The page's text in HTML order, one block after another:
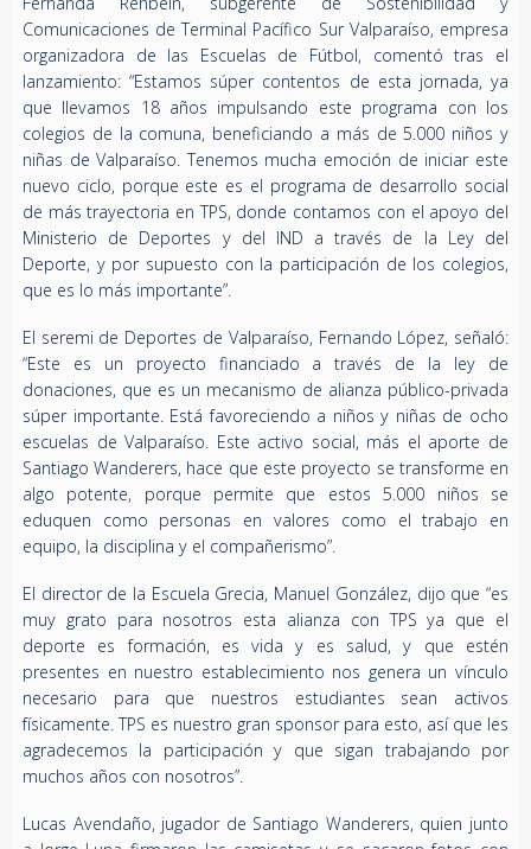
Comunicaciones de Terminal Pacífico Sur Valparaíso, empresa
organizadora de las Escuelas de Fútbol, comentó tras el
lanzamiento: “Estamos súper contentos de esta jornada, ya
que llevamos 18 años impulsando este programa con los
colegios de la comuna, beneficiando a más de 5.000 niños y
niñas de Valparaíso. Tenemos mucha emoción de iniciar este
nuevo ciclo, porque este es el programa de desarrollo social
de más trayectoria en TPS, donde contamos con el apoyo del
Ministerio de Deportes y del IND a través de la Ley del
Deporte, y por supuesto con la participación de los colegios,
que es lo más importante”.
El seremi de Deportes de Valparaíso, Fernando López, señaló:
“Este es un proyecto financiado a través de la ley de
donaciones, que es un mecanismo de alianza público-privada
súper importante. Está favoreciendo a niños y niñas de ocho
escuelas de Valparaíso. Este activo social, más el aporte de
Santiago Wanderers, hace que este proyecto se transforme en
algo potente, porque permite que estos 5.000 niños se
eduquen como personas en valores como el trabajo en
equipo, la disciplina y el compañerismo”.
El director de la Escuela Grecia, Manuel González, dijo que “es
muy grato para nosotros esta alianza con TPS ya que el
deporte es formación, es vida y es salud, y que estén
presentes en nuestro establecimiento nos genera un vínculo
necesario para que nuestros estudiantes sean activos
físicamente. TPS es nuestro gran sponsor para esto, así que les
agradecemos la participación y que sigan trabajando por
muchos años con nosotros”.
Lucas Avendaño, jugador de Santiago Wanderers, quien junto